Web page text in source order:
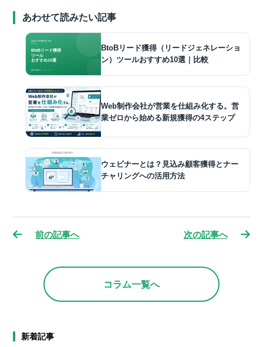
あわせて読みたい記事
BtoBリード獲得（リードジェネレーショ
ン）ツールおすすめ10選｜比較
Web制作会社が営業を仕組み化する。営
業ゼロから始める新規獲得の4ステップ
ウェビナーとは？見込み顧客獲得とナー
チャリングへの活用方法
前の記事へ 次の記事へ
コラム一覧へ
新着記事